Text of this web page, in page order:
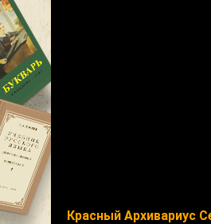
Красный Архивариус